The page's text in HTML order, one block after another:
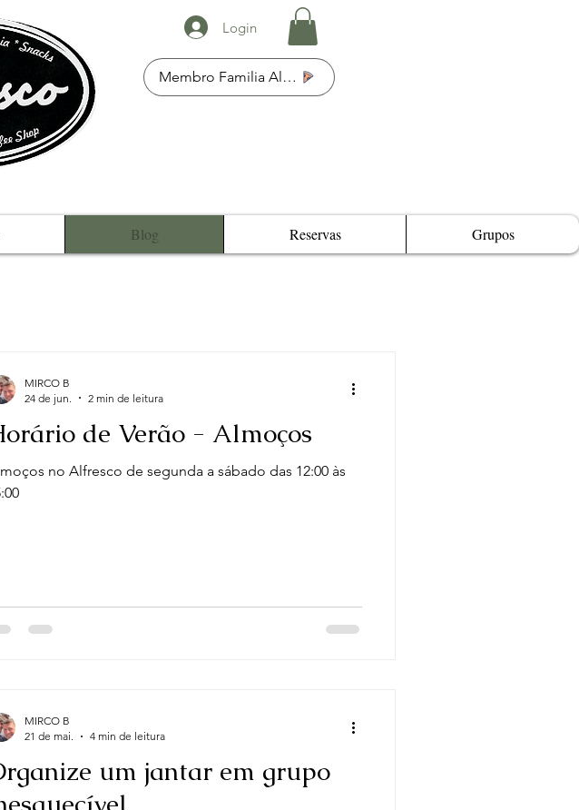
Login
Membro Familia Al Fresco
Blog Reservas Grupos
de Verão - Almoços
no Alfresco de segunda a sábado das 12:00 às
MIRCO B
24 de jun.
2 min de leitura
um jantar em grupo
MIRCO B
21 de mai.
4 min de leitura